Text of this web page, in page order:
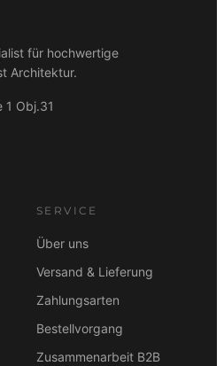
für hochwertige
Architektur.
1 Obj.31
SERVICE
Über uns
Versand & Lieferung
Zahlungsarten
Bestellvorgang
Zusammenarbeit B2B